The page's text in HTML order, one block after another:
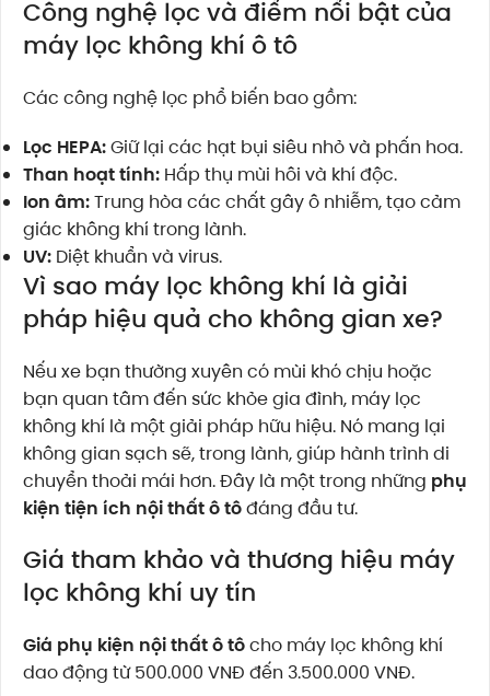
Công nghệ lọc và điểm nổi bật của
máy lọc không khí ô tô
Các công nghệ lọc phổ biến bao gồm:
Lọc HEPA:Giữ lại các hạt bụi siêu nhỏ và phấn hoa.
Than hoạt tính: Hấp thụ mùi hôi và khí độc.
Ion âm:Trung hòa các chất gây ô nhiễm, tạo cảm
giác không khí trong lành.
UV: Diệt khuẩn và virus.
Vì sao máy lọc không khí là giải
pháp hiệu quả cho không gian xe?
Nếu xe bạn thường xuyên có mùi khó chịu hoặc
bạn quan tâm đến sức khỏe gia đình, máy lọc
không khí là một giải pháp hữu hiệu. Nó mang lại
không gian sạch sẽ, trong lành, giúp hành trình di
chuyển thoải mái hơn. Đây là một trong những phụ
kiện tiện ích nội thất ô tôđáng đầu tư.
Giá tham khảo và thương hiệu máy
lọc không khí uy tín
Giá phụ kiện nội thất ô tôcho máy lọc không khí
dao động từ 500.000 VNĐ đến 3.500.000 VNĐ.